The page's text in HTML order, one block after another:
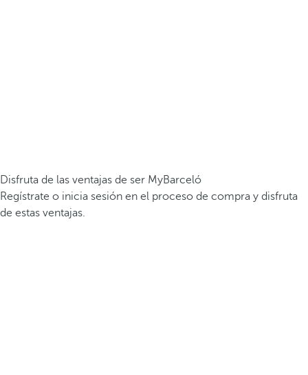
Disfruta de las ventajas de ser MyBarceló
Regístrate o inicia sesión en el proceso de compra y disfruta
de estas ventajas.